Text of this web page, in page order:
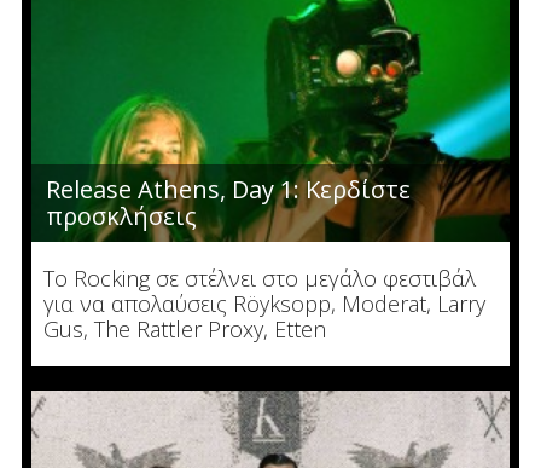
Release Athens, Day 1: Κερδίστε
προσκλήσεις
Το Rocking σε στέλνει στο μεγάλο φεστιβάλ
για να απολαύσεις Röyksopp, Moderat, Larry
Gus, The Rattler Proxy, Etten